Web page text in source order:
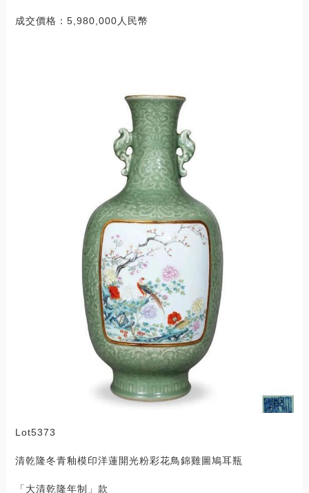
成交價格：5,980,000人民幣
Lot5373
清乾隆冬青釉模印洋蓮開光粉彩花鳥錦雞圖鳩耳瓶
「大清乾隆年制」款